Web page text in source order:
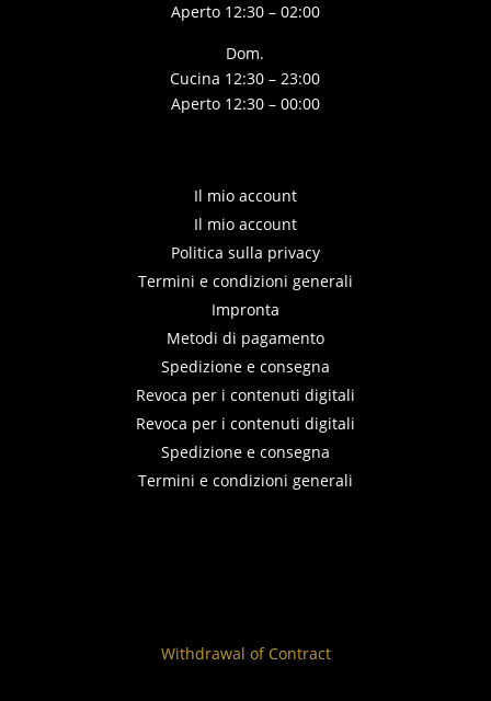
Aperto 12:30 – 02:00
Dom.
Cucina 12:30 – 23:00
Aperto 12:30 – 00:00
Il mio account
Il mio account
Politica sulla privacy
Termini e condizioni generali
Impronta
Metodi di pagamento
Spedizione e consegna
Revoca per i contenuti digitali
Revoca per i contenuti digitali
Spedizione e consegna
Termini e condizioni generali
Withdrawal of Contract